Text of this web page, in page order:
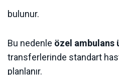
bulunur.
Bu nedenle özel ambulans
transferlerinde standart
planlanır.